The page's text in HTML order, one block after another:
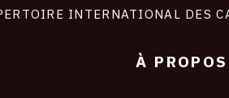
INTERNATIONAL DES
À PROPOS